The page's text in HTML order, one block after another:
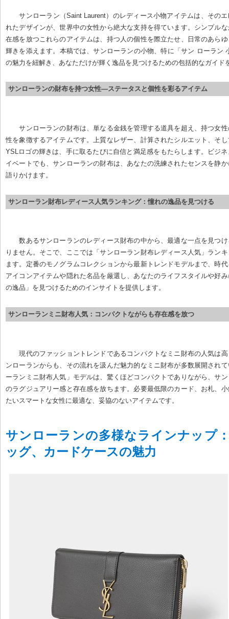
サンローラン（Saint Laurent）のレディース小物アイテムは、その
れたデザインが、世界中の女性から絶大な支持を得ています。シンプル
在感を放つこれらのアイテムは、持つ人の個性を際立たせ、日常のあら
輝きを添えます。本稿では、サンローランの小物、特に「サン ローラン
の魅力を紐解き、あなただけが輝く逸品を見つけるための包括的なガイド
サンローランの財布を持つ女性—ステータスと個性を彩るアイテム
サンローランの財布は、単なる金銭を管理する道具を超え、持つ女
性を象徴するアイテムです。上質なレザー、計算されたシルエット、そ
YSLロゴの輝きは、手に取るたびに自信と満足感をもたらします。ビジ
イベートでも、サンローランの財布は、あなたの洗練されたセンスを静
語りかけます。
サンローラン財布レディース人気ランキング：憧れの逸品を見つける
数あるサンローランのレディース財布の中から、最適な一点を見つ
りません。そこで、ここでは「サンローラン財布レディース人気」ラン
ます。定番のモノグラムコレクションから最新トレンドモデルまで、時
アイコンアイテムや隠れた名品を厳選し、あなたのライフスタイルや好
の逸品」を見つけるためのインサイトを提供します。
サンローランミニ財布人気：コンパクトながらも存在感を放つ
現代のファッショントレンドであるコンパクトなミニ財布の人気は
ンローランからも、その流れを汲んだ魅力的なミニ財布が多数展開され
ーランミニ財布人気」モデルは、驚くほどコンパクトでありながら、サ
のラグジュアリー感と存在感を放ちます。必要最低限のカード、お札、
たいスマートな女性に最適な、妥協のないアイテムです。
サンローランの多様なラインナップ
ッグ、カードケースの魅力